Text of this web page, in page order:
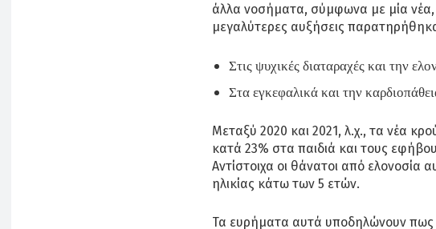
άλλα νοσήματα, σύμφωνα με μία
μεγαλύτερες αυξήσεις
Στις ψυχικές διαταραχές και την
Στα εγκεφαλικά και την
Μεταξύ 2020 και 2021, λ.χ., τα νέα
κατά 23% στα παιδιά και τους
Αντίστοιχα οι θάνατοι από ελονοσία
ηλικίας κάτω των 5 ετών.
Τα ευρήματα αυτά υποδηλώνουν πως